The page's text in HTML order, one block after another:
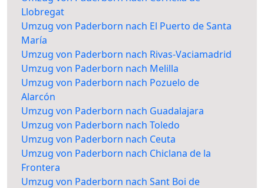
Llobregat
Umzug von Paderborn nach El Puerto de Santa
María
Umzug von Paderborn nach Rivas-Vaciamadrid
Umzug von Paderborn nach Melilla
Umzug von Paderborn nach Pozuelo de
Alarcón
Umzug von Paderborn nach Guadalajara
Umzug von Paderborn nach Toledo
Umzug von Paderborn nach Ceuta
Umzug von Paderborn nach Chiclana de la
Frontera
Umzug von Paderborn nach Sant Boi de